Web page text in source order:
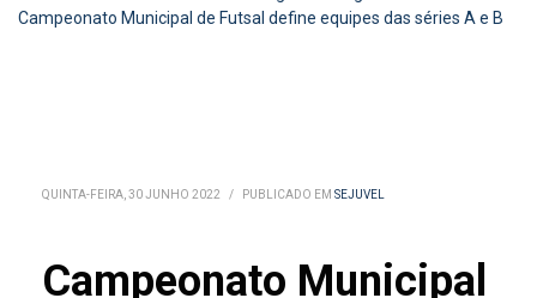
Campeonato Municipal de Futsal define equipes das séries A e B
QUINTA-FEIRA, 30 JUNHO 2022 / PUBLICADO EM SEJUVEL
Campeonato Municipal